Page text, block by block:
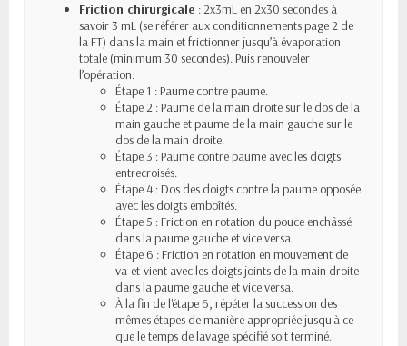
Friction chirurgicale : 2x3mL en 2x30 secondes à
savoir 3 mL (se référer aux conditionnements page 2 de
la FT) dans la main et frictionner jusqu’à évaporation
totale (minimum 30 secondes). Puis renouveler
l’opération.
Étape 1 : Paume contre paume.
Étape 2 : Paume de la main droite sur le dos de la
main gauche et paume de la main gauche sur le
dos de la main droite.
Étape 3 : Paume contre paume avec les doigts
entrecroisés.
Étape 4 : Dos des doigts contre la paume opposée
avec les doigts emboîtés.
Étape 5 : Friction en rotation du pouce enchâssé
dans la paume gauche et vice versa.
Étape 6 : Friction en rotation en mouvement de
va-et-vient avec les doigts joints de la main droite
dans la paume gauche et vice versa.
À la fin de l'étape 6, répéter la succession des
mêmes étapes de manière appropriée jusqu'à ce
que le temps de lavage spécifié soit terminé.